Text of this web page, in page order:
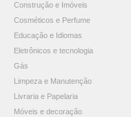
Construção e Imóveis
Cosméticos e Perfume
Educação e Idiomas
Eletrônicos e tecnologia
Gás
Limpeza e Manutenção
Livraria e Papelaria
Móveis e decoração